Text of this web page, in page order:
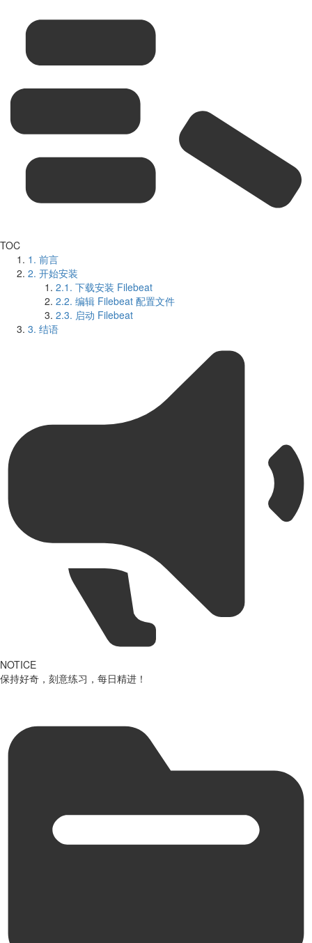
TOC
1. 前言
2. 开始安装
2.1. 下载安装 Filebeat
2.2. 编辑 Filebeat 配置文件
2.3. 启动 Filebeat
3. 结语
NOTICE
保持好奇，刻意练习，每日精进！